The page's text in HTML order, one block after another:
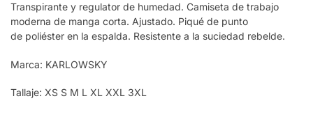
Transpirante y regulator de humedad. Camiseta de trabajo
moderna de manga corta. Ajustado. Piqué de punto
de poliéster en la espalda. Resistente a la suciedad rebelde.
Marca: KARLOWSKY
Tallaje: XS S M L XL XXL 3XL